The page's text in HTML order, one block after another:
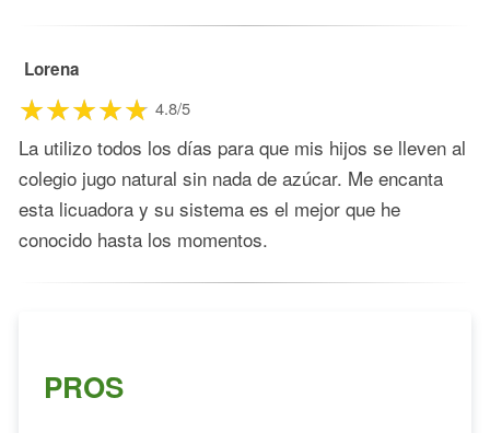
Lorena
4.8/5
La utilizo todos los días para que mis hijos se lleven al
colegio jugo natural sin nada de azúcar. Me encanta
esta licuadora y su sistema es el mejor que he
conocido hasta los momentos.
PROS